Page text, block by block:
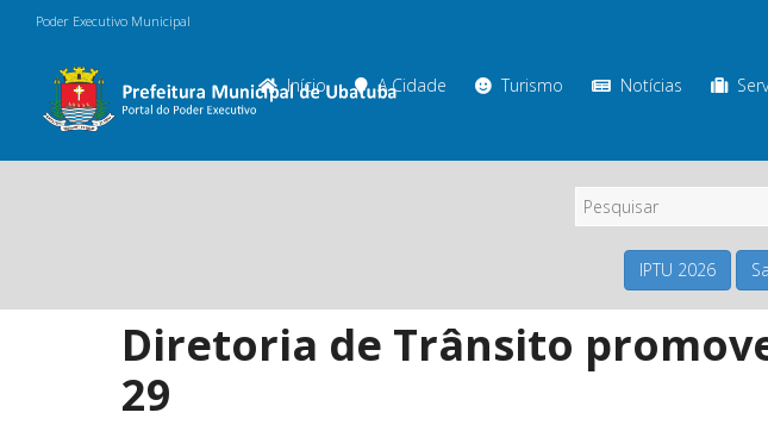
Poder Executivo Municipal
Início A Cidade Turismo Notícias
IPTU 2026
Diretoria de Trânsito
29